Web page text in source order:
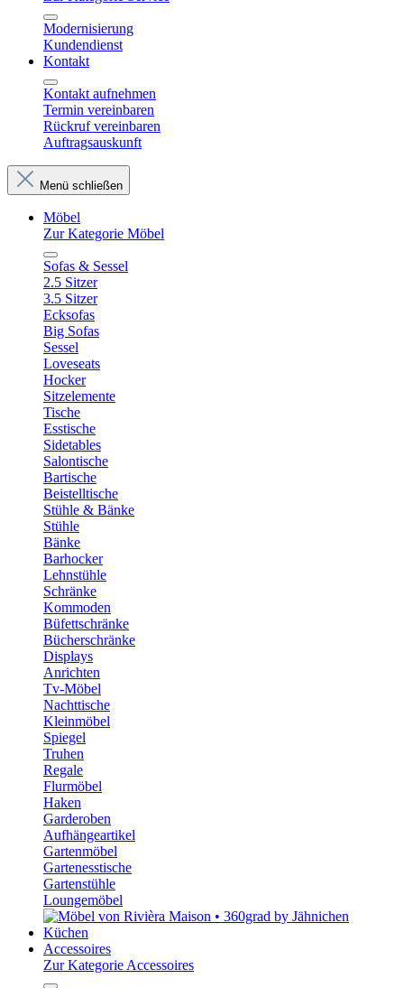
Modernisierung
Kundendienst
Kontakt
Kontakt aufnehmen
Termin vereinbaren
Rückruf vereinbaren
Auftragsauskunft
Menü schließen
Möbel
Zur Kategorie Möbel
Sofas & Sessel
2.5 Sitzer
3.5 Sitzer
Ecksofas
Big Sofas
Sessel
Loveseats
Hocker
Sitzelemente
Tische
Esstische
Sidetables
Salontische
Bartische
Beistelltische
Stühle & Bänke
Stühle
Bänke
Barhocker
Lehnstühle
Schränke
Kommoden
Büfettschränke
Bücherschränke
Displays
Anrichten
Tv-Möbel
Nachttische
Kleinmöbel
Spiegel
Truhen
Regale
Flurmöbel
Haken
Garderoben
Aufhängeartikel
Gartenmöbel
Gartenesstische
Gartenstühle
Loungemöbel
Küchen
Accessoires
Zur Kategorie Accessoires